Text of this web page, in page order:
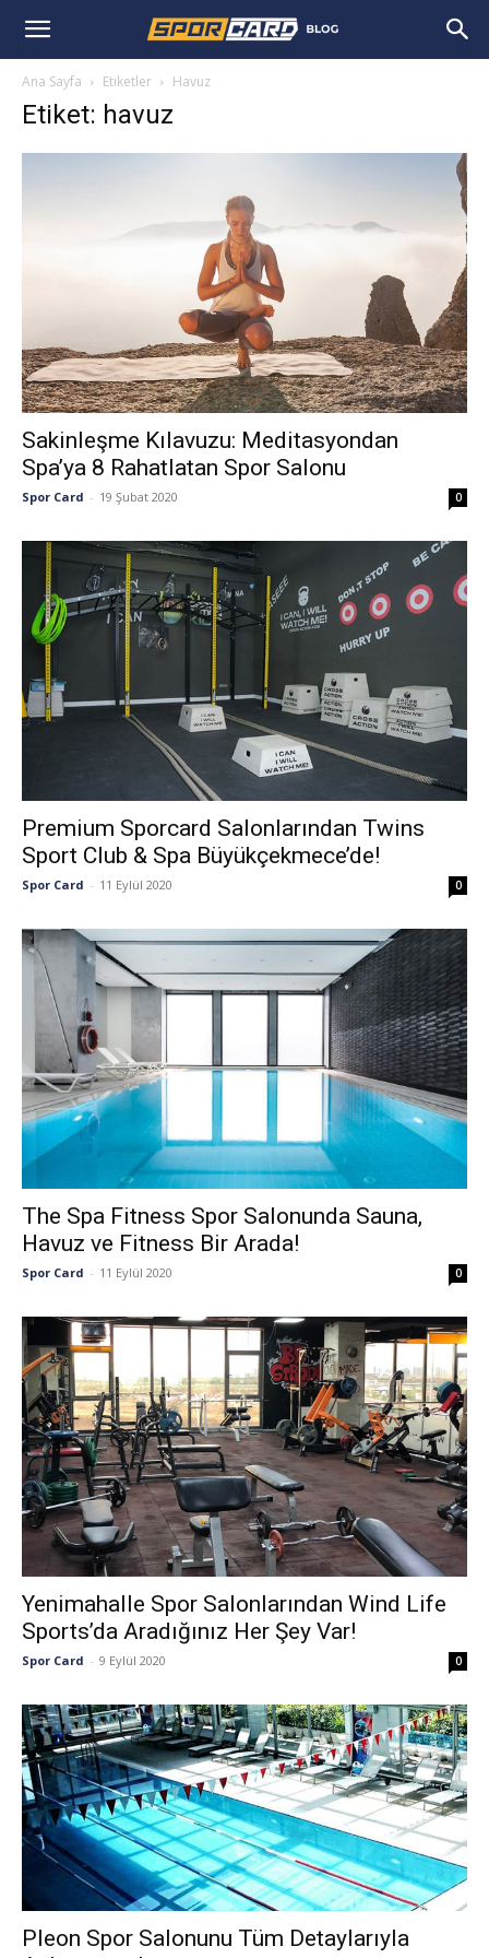
Ana Sayfa Etiketler Havuz
Etiket: havuz
Sakinleşme Kılavuzu: Meditasyondan
Spa’ya 8 Rahatlatan Spor Salonu
Spor Card - 19 Şubat 2020 0
Premium Sporcard Salonlarından Twins
Sport Club & Spa Büyükçekmece’de!
Spor Card - 11 Eylül 2020 0
The Spa Fitness Spor Salonunda Sauna,
Havuz ve Fitness Bir Arada!
Spor Card - 11 Eylül 2020 0
Yenimahalle Spor Salonlarından Wind Life
Sports’da Aradığınız Her Şey Var!
Spor Card - 9 Eylül 2020 0
Pleon Spor Salonunu Tüm Detaylarıyla